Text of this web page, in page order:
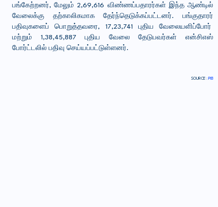
பங்கேற்றனர், மேலும் 2,69,616 விண்ணப்பதாரர்கள் இந்த ஆண்டில்
வேலைக்கு தற்காலிகமாக தேர்ந்தெடுக்கப்பட்டனர். பங்குதாரர்
பதிவுகளைப் பொறுத்தவரை, 17,23,741 புதிய வேலையளிப்போர்
மற்றும் 1,38,45,887 புதிய வேலை தேடுபவர்கள் என்சிஎஸ்
போர்ட்டலில் பதிவு செய்யப்பட்டுள்ளனர்.
SOURCE : PIB